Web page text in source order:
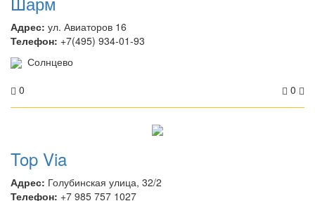
Адрес: ул. Авиаторов 16
Телефон: +7(495) 934-01-93
Солнцево
0 0
Top Via
Адрес: Голубинская улица, 32/2
Телефон: +7 985 757 1027